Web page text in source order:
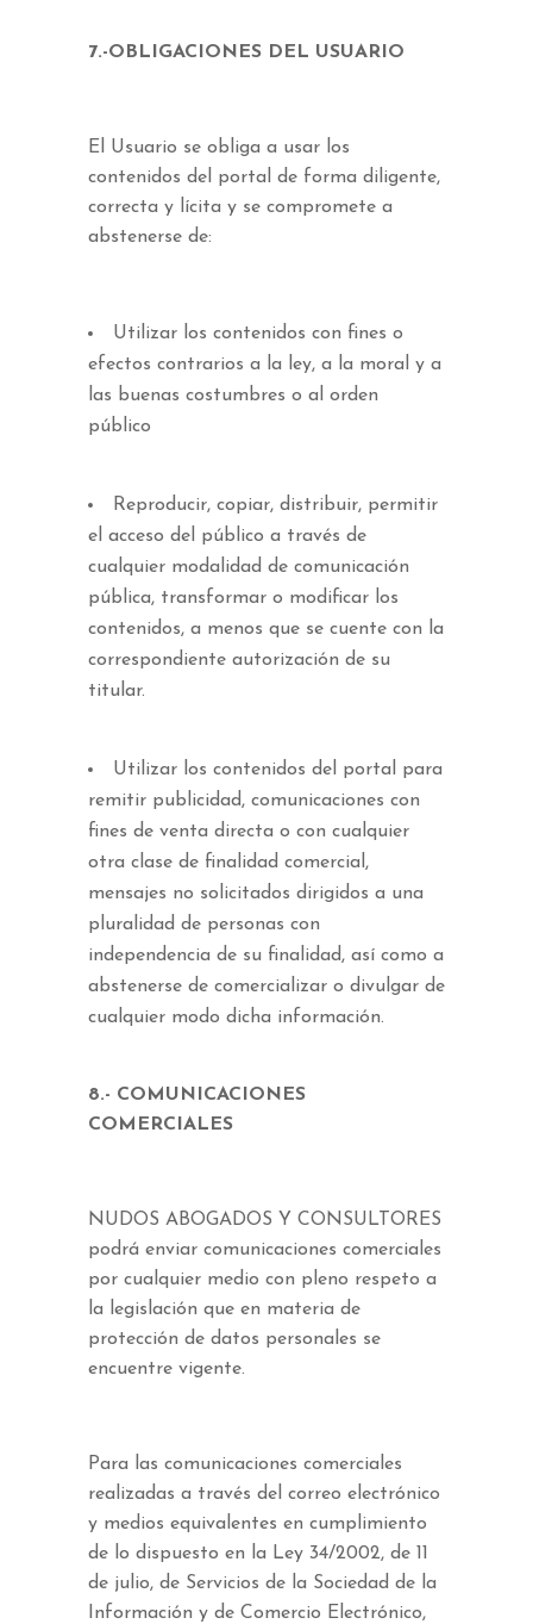
7.-OBLIGACIONES DEL USUARIO
El Usuario se obliga a usar los
contenidos del portal de forma diligente,
correcta y lícita y se compromete a
abstenerse de:
Utilizar los contenidos con fines o
efectos contrarios a la ley, a la moral y a
las buenas costumbres o al orden
público
Reproducir, copiar, distribuir, permitir
el acceso del público a través de
cualquier modalidad de comunicación
pública, transformar o modificar los
contenidos, a menos que se cuente con la
correspondiente autorización de su
titular.
Utilizar los contenidos del portal para
remitir publicidad, comunicaciones con
fines de venta directa o con cualquier
otra clase de finalidad comercial,
mensajes no solicitados dirigidos a una
pluralidad de personas con
independencia de su finalidad, así como a
abstenerse de comercializar o divulgar de
cualquier modo dicha información.
8.- COMUNICACIONES
COMERCIALES
NUDOS ABOGADOS Y CONSULTORES
podrá enviar comunicaciones comerciales
por cualquier medio con pleno respeto a
la legislación que en materia de
protección de datos personales se
encuentre vigente.
Para las comunicaciones comerciales
realizadas a través del correo electrónico
y medios equivalentes en cumplimiento
de lo dispuesto en la Ley 34/2002, de 11
de julio, de Servicios de la Sociedad de la
Información y de Comercio Electrónico,